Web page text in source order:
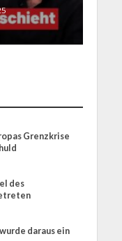
Grenzkrise
des
daraus ein